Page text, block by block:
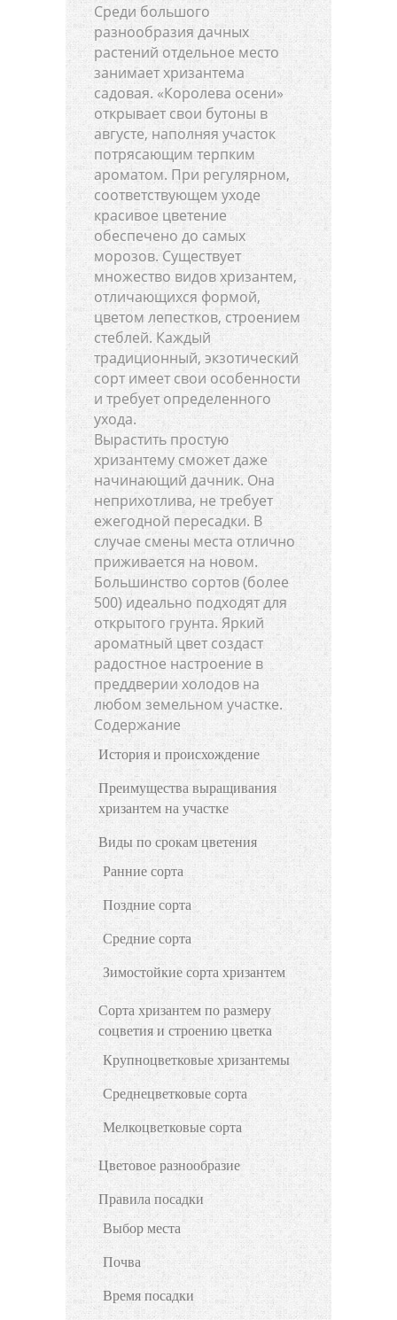
Среди большого
разнообразия дачных
растений отдельное место
занимает хризантема
садовая. «Королева осени»
открывает свои бутоны в
августе, наполняя участок
потрясающим терпким
ароматом. При регулярном,
соответствующем уходе
красивое цветение
обеспечено до самых
морозов. Существует
множество видов хризантем,
отличающихся формой,
цветом лепестков, строением
стеблей. Каждый
традиционный, экзотический
сорт имеет свои особенности
и требует определенного
ухода.
Вырастить простую
хризантему сможет даже
начинающий дачник. Она
неприхотлива, не требует
ежегодной пересадки. В
случае смены места отлично
приживается на новом.
Большинство сортов (более
500) идеально подходят для
открытого грунта. Яркий
ароматный цвет создаст
радостное настроение в
преддверии холодов на
любом земельном участке.
Содержание
История и происхождение
Преимущества выращивания
хризантем на участке
Виды по срокам цветения
Ранние сорта
Поздние сорта
Средние сорта
Зимостойкие сорта хризантем
Сорта хризантем по размеру
соцветия и строению цветка
Крупноцветковые хризантемы
Среднецветковые сорта
Мелкоцветковые сорта
Цветовое разнообразие
Правила посадки
Выбор места
Почва
Время посадки